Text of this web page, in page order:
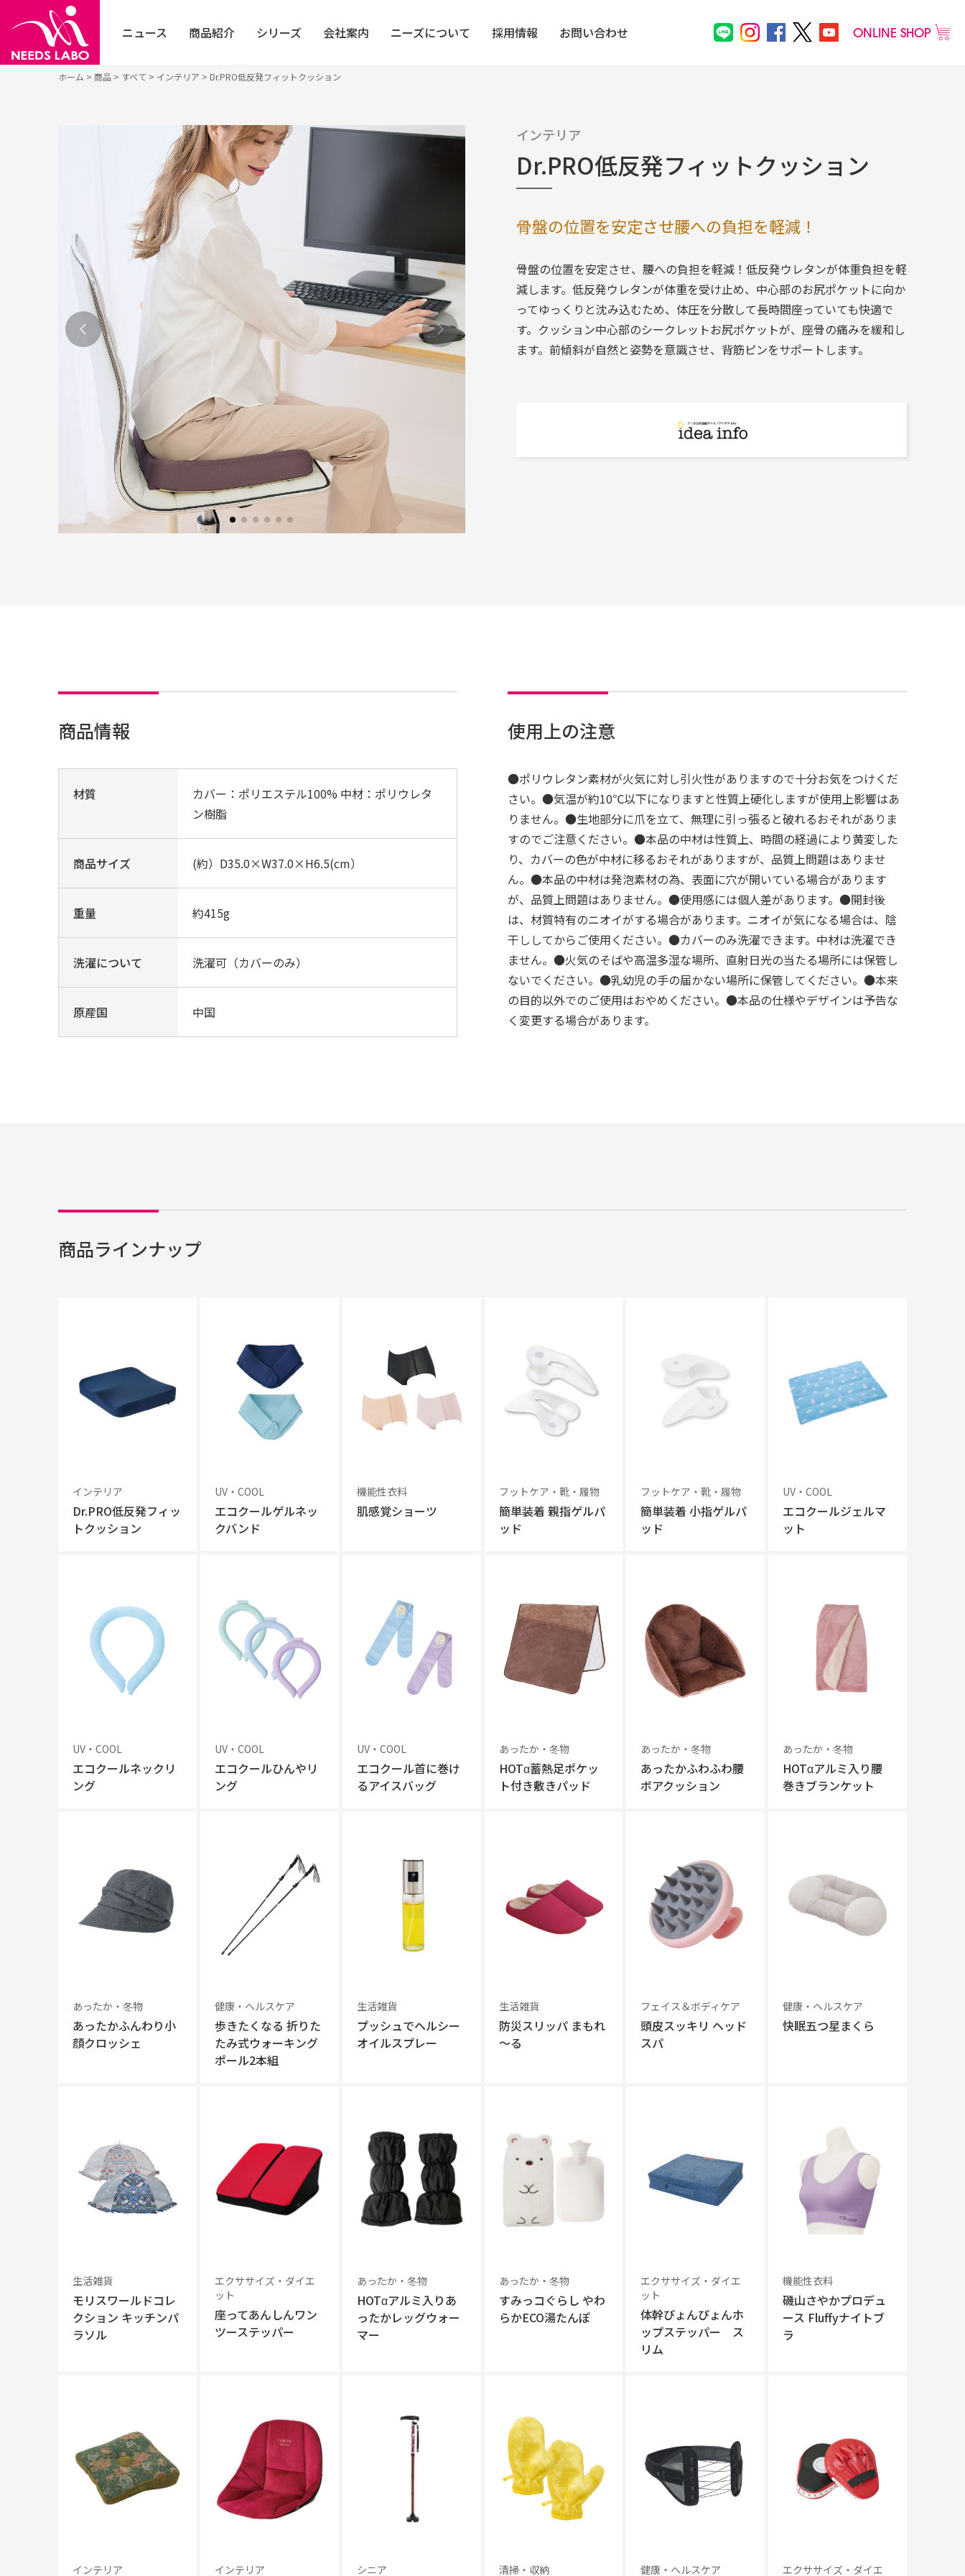
ニュース 商品紹介
健康・ヘルスケア
エクササイズ・ダイエット
シニア
フットケア・靴・履物
インテリア UV・COOL
あったか・冬物
その他
シリーズ 会社案内 ニーズについて 採用情報 お問い合わせ
法人の方はこちら
ONLINE SHOP
ホーム > 商品> すべて > インテリア > Dr.PRO低反発フィットクッション
インテリア
Dr.PRO低反発フィットクッション
骨盤の位置を安定させ腰への負担を軽減！
骨盤の位置を安定させ、腰への負担を軽減！低反発ウレタンが体重負担を軽
減します。低反発ウレタンが体重を受け止め、中心部のお尻ポケットに向か
ってゆっくりと沈み込むため、体圧を分散して長時間座っていても快適で
す。クッション中心部のシークレットお尻ポケットが、座骨の痛みを緩和し
ます。前傾斜が自然と姿勢を意識させ、背筋ピンをサポートします。
商品情報
材質
カバー：ポリエステル100% 中材：ポリウレタ
ン樹脂
商品サイズ (約）D35.0×W37.0×H6.5(cm）
重量 約415g
洗濯について 洗濯可（カバーのみ）
原産国 中国
使用上の注意
●ポリウレタン素材が火気に対し引火性がありますので十分お気をつけくだ
さい。●気温が約10℃以下になりますと性質上硬化しますが使用上影響はあ
りません。●生地部分に爪を立て、無理に引っ張ると破れるおそれがありま
すのでご注意ください。●本品の中材は性質上、時間の経過により黄変した
り、カバーの色が中材に移るおそれがありますが、品質上問題はありませ
ん。●本品の中材は発泡素材の為、表面に穴が開いている場合があります
が、品質上問題はありません。●使用感には個人差があります。●開封後
は、材質特有のニオイがする場合があります。ニオイが気になる場合は、陰
干ししてからご使用ください。●カバーのみ洗濯できます。中材は洗濯でき
ません。●火気のそばや高温多湿な場所、直射日光の当たる場所には保管し
ないでください。●乳幼児の手の届かない場所に保管してください。●本来
の目的以外でのご使用はおやめください。●本品の仕様やデザインは予告な
く変更する場合があります。
商品ラインナップ
インテリア
Dr.PRO低反発フィッ
トクッション
UV・COOL
エコクールゲルネッ
クバンド
機能性衣料
肌感覚ショーツ
フットケア・靴・履物
簡単装着 親指ゲルパ
ッド
フットケア・靴・履物
簡単装着 小指ゲルパ
ッド
UV・COOL
エコクールジェルマ
ット
UV・COOL
エコクールネックリ
ング
UV・COOL
エコクールひんやリ
ング
UV・COOL
エコクール首に巻け
るアイスバッグ
あったか・冬物
HOTα蓄熱足ポケッ
ト付き敷きパッド
あったか・冬物
あったかふわふわ腰
ボアクッション
あったか・冬物
HOTαアルミ入り腰
巻きブランケット
あったか・冬物
あったかふんわり小
顔クロッシェ
健康・ヘルスケア
歩きたくなる 折りた
たみ式ウォーキング
ポール2本組
生活雑貨
プッシュでヘルシー
オイルスプレー
生活雑貨
防災スリッパ まもれ
～る
フェイス＆ボディケア
頭皮スッキリ ヘッド
スパ
健康・ヘルスケア
快眠五つ星まくら
生活雑貨
モリスワールドコレ
クション キッチンパ
ラソル
エクササイズ・ダイエ
ット
座ってあんしんワン
ツーステッパー
あったか・冬物
HOTαアルミ入りあ
ったかレッグウォー
マー
あったか・冬物
すみっコぐらし やわ
らかECO湯たんぽ
エクササイズ・ダイエ
ット
体幹ぴょんぴょんホ
ップステッパー ス
リム
機能性衣料
磯山さやかプロデュ
ース Fluffyナイトブ
ラ
インテリア インテリア シニア 清掃・収納 健康・ヘルスケア エクササイズ・ダイエ